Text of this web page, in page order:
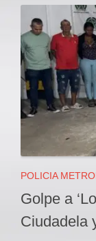
POLICIA
Golpe a
Ciudadela